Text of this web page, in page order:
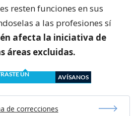
resten funciones en sus
a las profesiones sí
afecta la iniciativa de
áreas excluidas.
UN
AVÍSANOS
de correcciones